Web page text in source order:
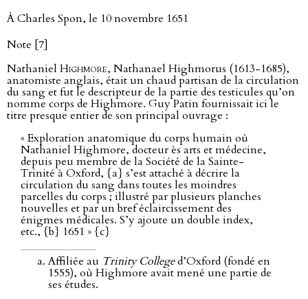
À Charles Spon, le 10 novembre 1651
Note [7]
Nathaniel Highmore, Nathanael Highmorus (1613-1685),
anatomiste anglais, était un chaud partisan de la circulation
du sang et fut le descripteur de la partie des testicules qu’on
nomme corps de Highmore. Guy Patin fournissait ici le
titre presque entier de son principal ouvrage :
« Exploration anatomique du corps humain où
Nathaniel Highmore, docteur ès arts et médecine,
depuis peu membre de la Société de la Sainte-
Trinité à Oxford, {a} s’est attaché à décrire la
circulation du sang dans toutes les moindres
parcelles du corps ; illustré par plusieurs planches
nouvelles et par un bref éclaircissement des
énigmes médicales. S’y ajoute un double index,
etc., {b} 1651 » {c}
Affiliée au Trinity Colleged’Oxford (fondé en
1555), où Highmore avait mené une partie de
ses études.